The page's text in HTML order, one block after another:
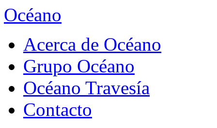
Océano
Acerca de Océano
Grupo Océano
Océano Travesía
Contacto